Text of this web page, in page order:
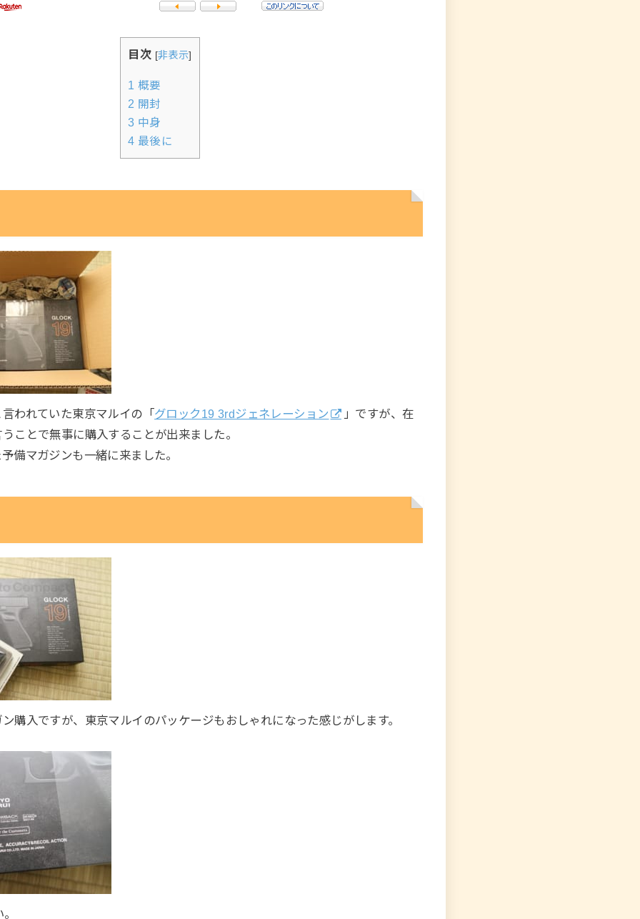
目次 [非表示]
1 概要
2 開封
3 中身
4 最後に
われていた東京マルイの「グロック19 3rdジェネレーション
」ですが、在
ことで無事に購入することが出来ました。
備マガジンも一緒に来ました。
購入ですが、東京マルイのパッケージもおしゃれになった感じがします。